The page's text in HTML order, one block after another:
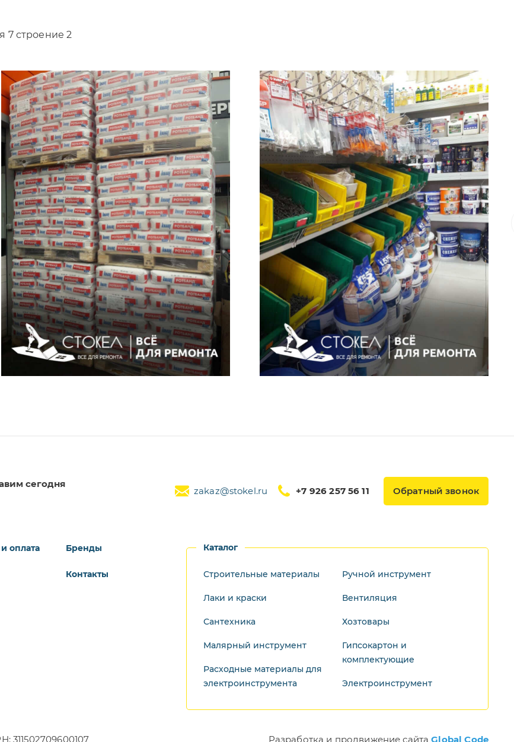
7 строение 2
сегодня
zakaz@stokel.ru +7 926 257 56 11 Обратный звонок
оплата Бренды
Контакты
Каталог
Строительные материалы
Лаки и краски
Сантехника
Малярный инструмент
Расходные материалы для
электроинструмента
Ручной инструмент
Вентиляция
Хозтовары
Гипсокартон и
комплектующие
Электроинструмент
311502709600107 Разработка и продвижение сайтаGlobal Code